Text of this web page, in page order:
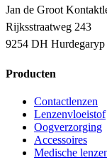
Jan de Groot
Rijksstraatweg 243
9254 DH Hurdegaryp
Producten
Contactlenzen
Lenzenvloeistof
Oogverzorging
Accessoires
Medische